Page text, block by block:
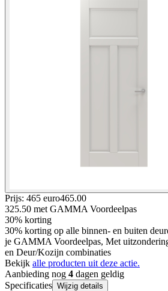
Prijs: 465 euro465.00
325.50 met GAMMA Voordeelpas
30% korting
30% korting op alle binnen- en buiten
je GAMMA Voordeelpas, Met
en Deur/Kozijn combinaties
Bekijk alle producten uit deze actie.
Aanbieding nog 4 dagen geldig
Specificaties Wijzig details